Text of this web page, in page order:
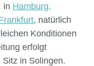
in Hamburg,
, natürlich
Konditionen
erfolgt
in Solingen.